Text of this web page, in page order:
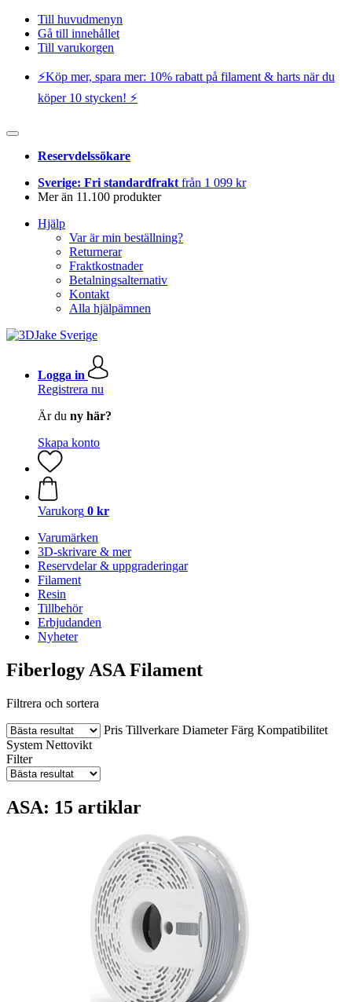
Till huvudmenyn
Gå till innehållet
Till varukorgen
⚡️Köp mer, spara mer: 10% rabatt på filament & harts när du
köper 10 stycken! ⚡️
Reservdelssökare
Sverige: Fri standardfrakt från 1 099 kr
Mer än 11.100 produkter
Hjälp
Var är min beställning?
Returnerar
Fraktkostnader
Betalningsalternativ
Kontakt
Alla hjälpämnen
Logga in
Registrera nu
Är du ny här?
Skapa konto
Varukorg 0 kr
Varumärken
3D-skrivare & mer
Reservdelar & uppgraderingar
Filament
Resin
Tillbehör
Erbjudanden
Nyheter
Fiberlogy ASA Filament
Filtrera och sortera
Pris Tillverkare Diameter Färg Kompatibilitet
System Nettovikt
Filter
ASA: 15 artiklar